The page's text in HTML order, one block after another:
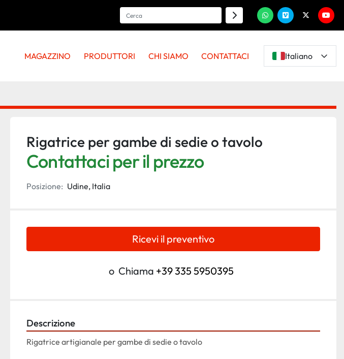
whatsappvimeotwitter
MAGAZZINO PRODUTTORI CHI SIAMO CONTATTACI Italiano
Rigatrice per gambe di sedie o tavolo
Contattaci per il prezzo
Posizione: Udine, Italia
Ricevi il preventivo
o Chiama +39 335 5950395
Descrizione
Rigatrice artigianale per gambe di sedie o tavolo